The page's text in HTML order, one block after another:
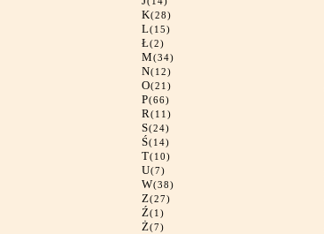
K(28)
L(15)
Ł(2)
M(34)
N(12)
O(21)
P(66)
R(11)
S(24)
Ś(14)
T(10)
U(7)
W(38)
Z(27)
Ź(1)
Ż(7)